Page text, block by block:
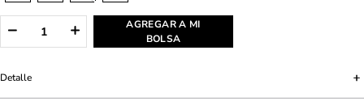
AGREGAR A MI
BOLSA
Detalle